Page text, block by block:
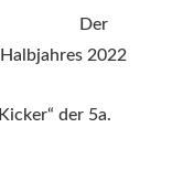
Der
2022
der 5a.